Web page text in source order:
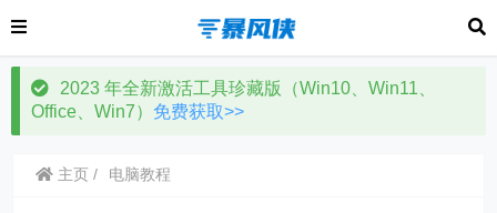
2023 年全新激活工具珍藏版（Win10、Win11、
Office、Win7） 免费获取>>
主页 电脑教程